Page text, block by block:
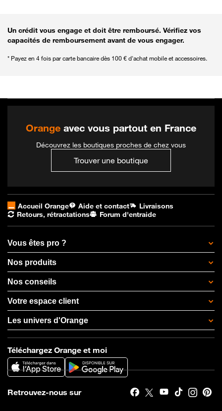
Un crédit vous engage et doit être remboursé. Vérifiez vos
capacités de remboursement avant de vous engager.
* Payez en 4 fois par carte bancaire dès 100 € d'achat mobile et accessoires.